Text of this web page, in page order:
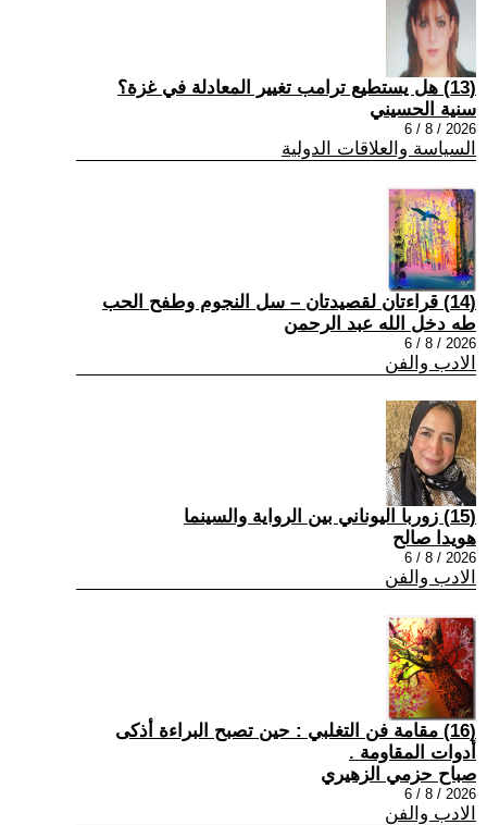
(13) هل يستطيع ترامب تغيير المعادلة في غزة؟
سنية الحسيني
2026 / 8 / 6
السياسة والعلاقات الدولية
(14) قراءتان لقصيدتان – سل النجوم وطفح الحب
طه دخل الله عبد الرحمن
2026 / 8 / 6
الادب والفن
(15) زوربا اليوناني بين الرواية والسينما
هويدا صالح
2026 / 8 / 6
الادب والفن
(16) مقامة فن التغلبي : حين تصبح البراءة أذكى
أدوات المقاومة .
صباح حزمي الزهيري
2026 / 8 / 6
الادب والفن